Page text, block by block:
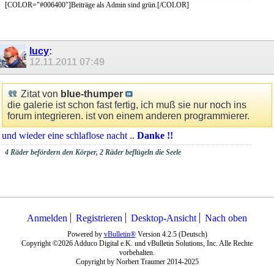
[COLOR="#006400"]Beiträge als Admin sind grün.[/COLOR]
lucy:
12.11.2011 07:49
Zitat von blue-thumper
die galerie ist schon fast fertig, ich muß sie nur noch ins
forum integrieren. ist von einem anderen programmierer.
und wieder eine schlaflose nacht .. Danke !!
4 Räder befördern den Körper, 2 Räder beflügeln die Seele
Anmelden Registrieren Desktop-Ansicht Nach oben
Powered by vBulletin®Version 4.2.5 (Deutsch)
Copyright ©2026 Adduco Digital e.K. und vBulletin Solutions, Inc. Alle Rechte
vorbehalten.
Copyright by Norbert Traumer 2014-2025